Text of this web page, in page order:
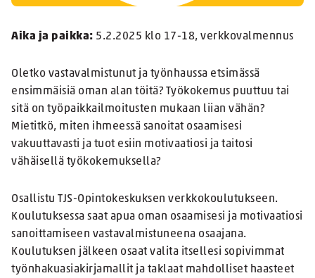
Aika ja paikka: 5.2.2025 klo 17-18, verkkovalmennus
Oletko vastavalmistunut ja työnhaussa etsimässä
ensimmäisiä oman alan töitä? Työkokemus puuttuu tai
sitä on työpaikkailmoitusten mukaan liian vähän?
Mietitkö, miten ihmeessä sanoitat osaamisesi
vakuuttavasti ja tuot esiin motivaatiosi ja taitosi
vähäisellä työkokemuksella?
Osallistu TJS-Opintokeskuksen verkkokoulutukseen.
Koulutuksessa saat apua oman osaamisesi ja motivaatiosi
sanoittamiseen vastavalmistuneena osaajana.
Koulutuksen jälkeen osaat valita itsellesi sopivimmat
työnhakuasiakirjamallit ja taklaat mahdolliset haasteet